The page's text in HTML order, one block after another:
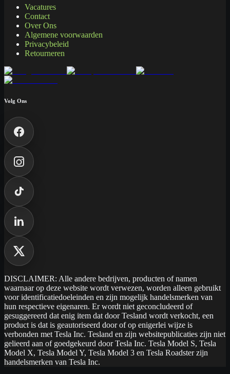
Vacatures
Contact
Over Ons
Algemene voorwaarden
Privacybeleid
Retourneren
Volg Ons
DISCLAIMER: Alle andere bedrijven, producten of namen
waarnaar op deze website wordt verwezen, worden alleen gebruikt
voor identificatiedoeleinden en zijn mogelijk handelsmerken van
hun respectieve eigenaren. Er wordt niet geconcludeerd of
gesuggereerd dat enig item dat door Tesland wordt verkocht, een
product is dat is geautoriseerd door of op enigerlei wijze is
verbonden met Tesla Inc. Tesland en zijn websitepublicaties zijn niet
gelieerd aan of goedgekeurd door Tesla Inc. Tesla Model S, Tesla
Model X, Tesla Model Y, Tesla Model 3 en Tesla Roadster zijn
handelsmerken van Tesla Inc.